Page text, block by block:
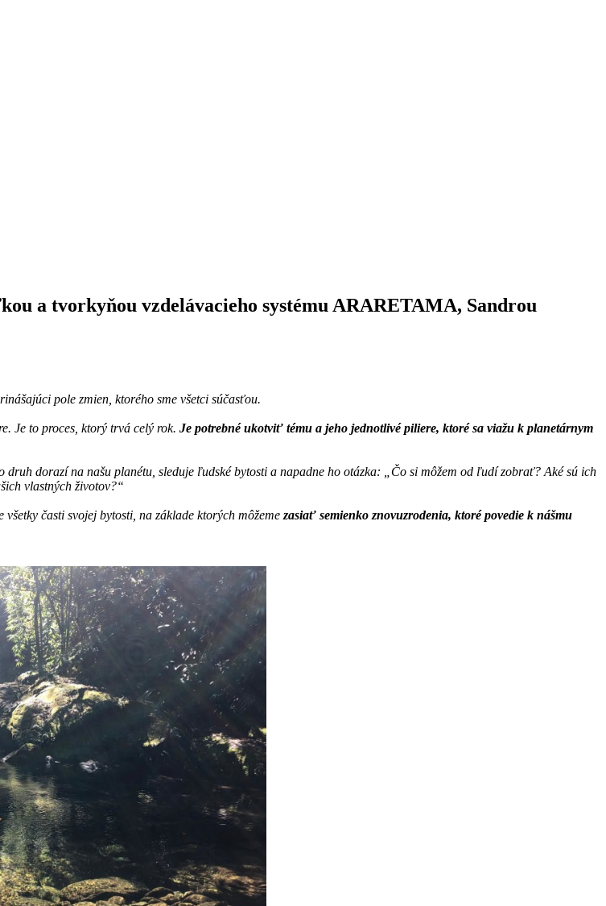
a tvorkyňou vzdelávacieho systému ARARETAMA, Sandrou
pole zmien, ktorého sme všetci súčasťou.
Je to proces, ktorý trvá celý rok. Je potrebné ukotviť tému a jeho jednotlivé piliere, ktoré sa viažu k planetárnym
dorazí na našu planétu, sleduje ľudské bytosti a napadne ho otázka: „Čo si môžem od ľudí zobrať? Aké sú ich
vlastných životov?“
všetky časti svojej bytosti, na základe ktorých môžeme zasiať semienko znovuzrodenia, ktoré povedie k nášmu